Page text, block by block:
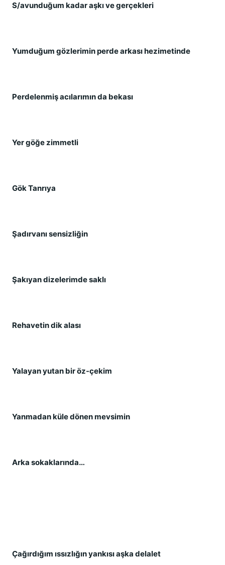
S/avunduğum kadar aşkı ve gerçekleri
Yumduğum gözlerimin perde arkası hezimetinde
Perdelenmiş acılarımın da bekası
Yer göğe zimmetli
Gök Tanrıya
Şadırvanı sensizliğin
Şakıyan dizelerimde saklı
Rehavetin dik alası
Yalayan yutan bir öz-çekim
Yanmadan küle dönen mevsimin
Arka sokaklarında…
Çağırdığım ıssızlığın yankısı aşka delalet